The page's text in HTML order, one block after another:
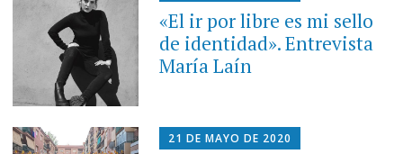
«El ir por libre es mi sello
de identidad». Entrevista
María Laín
21 DE MAYO DE 2020